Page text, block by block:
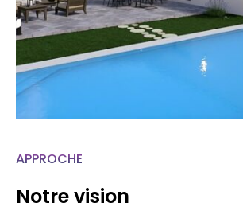
APPROCHE
Notre vision